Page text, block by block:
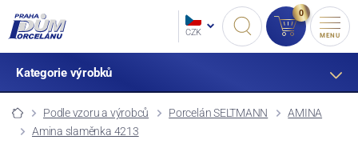
CZK
0
MENU
Kategorie výrobků
Podle vzoru a výrobců Porcelán SELTMANN
AMINA
Amina slaměnka 4213